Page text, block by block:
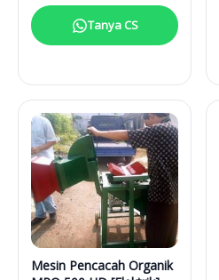
Tanya CS
Mesin Pencacah Organik